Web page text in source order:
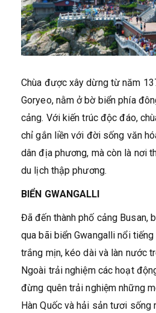
Chùa được xây dừng từ năm
Goryeo, nằm ở bờ biển phía
cảng. Với kiến trúc độc đáo,
chỉ gắn liền với đời sống văn
dân địa phương, mà còn là nơi
du lịch thập phương.
BIỂN GWANGALLI
Đã đến thành phố cảng Busan,
qua bãi biển Gwangalli nổi
trắng mịn, kéo dài và làn nước
Ngoài trải nghiệm các hoạt
đừng quên trải nghiệm những
Hàn Quốc và hải sản tươi sống